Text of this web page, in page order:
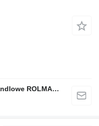
Przedsiębiorstwo Produkcyjno-Handlowe ROLMAPOL Marcin Dziekan